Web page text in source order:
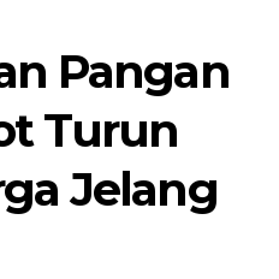
Pangan
Turun
Jelang